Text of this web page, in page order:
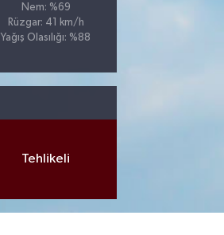
Nem: %69
Rüzgar: 41 km/h
Yağış Olasılığı: %88
Tehlikeli